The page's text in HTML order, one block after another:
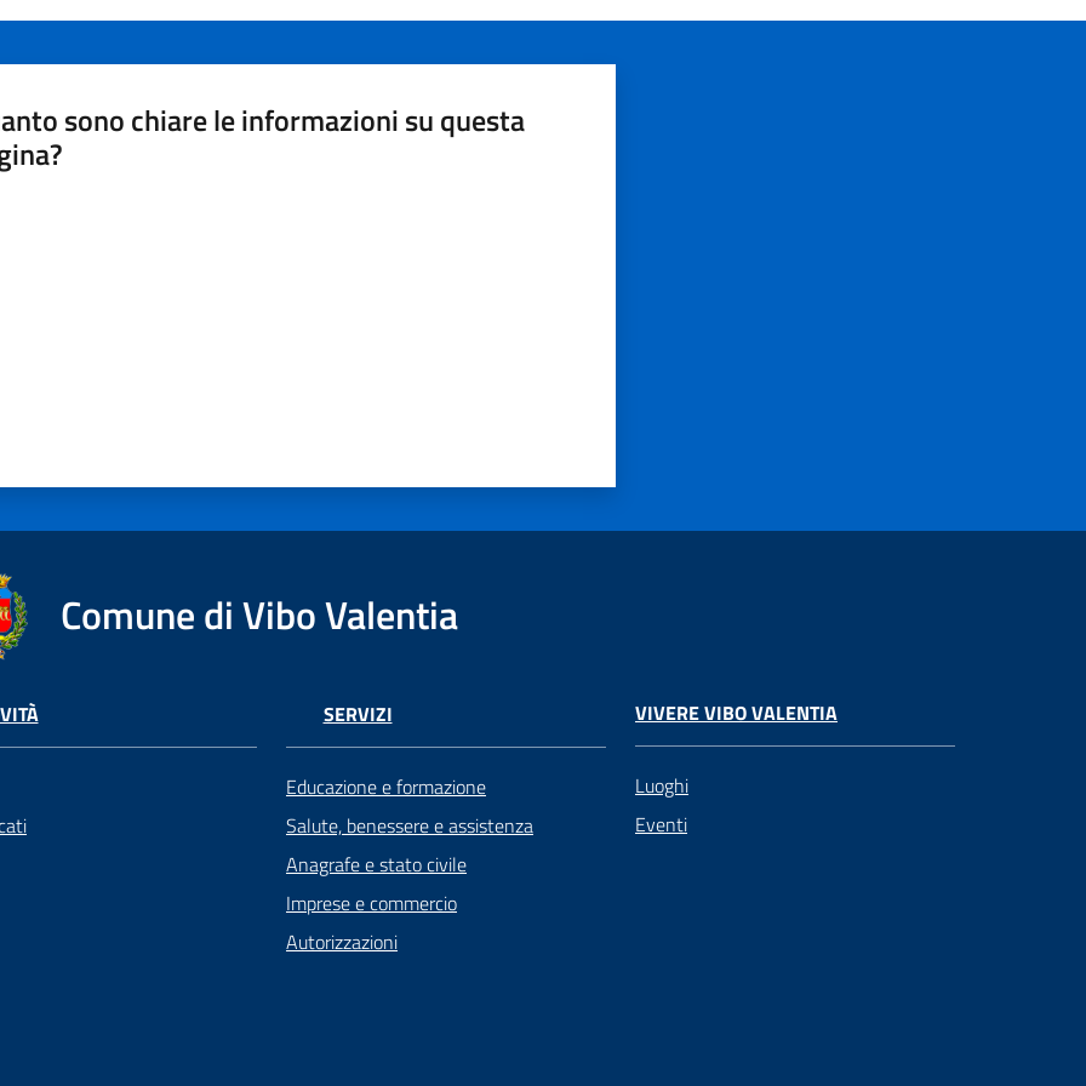
sono chiare le informazioni su questa
Comune di Vibo Valentia
SERVIZI
Educazione e formazione
Salute, benessere e assistenza
Anagrafe e stato civile
Imprese e commercio
Autorizzazioni
VIVERE VIBO VALENTIA
Luoghi
Eventi